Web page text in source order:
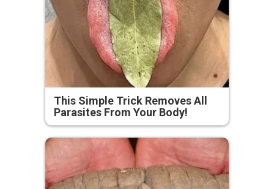
This Simple Trick Removes All
Parasites From Your Body!